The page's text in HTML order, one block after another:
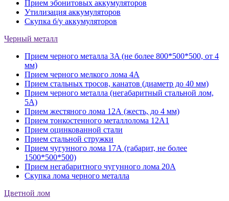
Прием эбонитовых аккумуляторов
Утилизация аккумуляторов
Скупка б/у аккумуляторов
Черный металл
Прием черного металла 3A (не более 800*500*500, от 4
мм)
Прием черного мелкого лома 4А
Прием стальных тросов, канатов (диаметр до 40 мм)
Прием черного металла (негабаритный стальной лом,
5A)
Прием жестяного лома 12А (жесть, до 4 мм)
Прием тонкостенного металлолома 12А1
Прием оцинкованной стали
Прием стальной стружки
Прием чугунного лома 17А (габарит, не более
1500*500*500)
Прием негабаритного чугунного лома 20А
Скупка лома черного металла
Цветной лом